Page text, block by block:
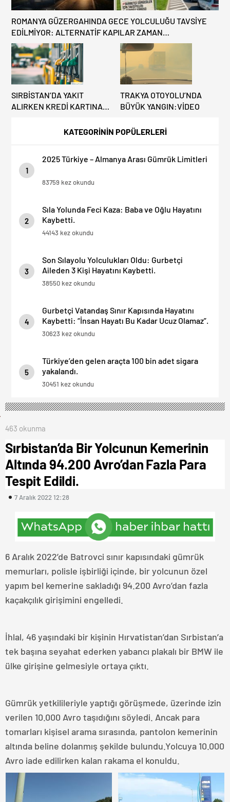
KATEGORİNİN POPÜLERLERİ
1
2025 Türkiye – Almanya Arası Gümrük Limitleri
83759 kez okundu
2
Sıla Yolunda Feci Kaza: Baba ve Oğlu Hayatını
Kaybetti.
44143 kez okundu
3
Son Sılayolu Yolculukları Oldu: Gurbetçi
Aileden 3 Kişi Hayatını Kaybetti.
38550 kez okundu
4
Gurbetçi Vatandaş Sınır Kapısında Hayatını
Kaybetti: “İnsan Hayatı Bu Kadar Ucuz Olamaz”.
30623 kez okundu
5
Türkiye’den gelen araçta 100 bin adet sigara
yakalandı.
30451 kez okundu
ROMANYA GÜZERGAHINDA GECE YOLCULUĞU TAVSİYE
EDİLMİYOR: ALTERNATİF KAPILAR ZAMAN
KAZANDIRIYOR!
SIRBİSTAN’DA YAKIT
ALIRKEN KREDİ KARTINA
TRAKYA OTOYOLU’NDA
BÜYÜK YANGIN:VİDEO
463 okunma
Sırbistan’da Bir Yolcunun Kemerinin
Altında 94.200 Avro’dan Fazla Para
Tespit Edildi.
7 Aralık 2022 12:28
6 Aralık 2022’de Batrovci sınır kapısındaki gümrük
memurları, polisle işbirliği içinde, bir yolcunun özel
yapım bel kemerine sakladığı 94.200 Avro’dan fazla
kaçakçılık girişimini engelledi.
İhlal, 46 yaşındaki bir kişinin Hırvatistan’dan Sırbistan’a
tek başına seyahat ederken yabancı plakalı bir BMW ile
ülke girişine gelmesiyle ortaya çıktı.
Gümrük yetkilileriyle yaptığı görüşmede, üzerinde izin
verilen 10.000 Avro taşıdığını söyledi. Ancak para
tomarları kişisel arama sırasında, pantolon kemerinin
altında beline dolanmış şekilde bulundu.Yolcuya 10.000
Avro iade edilirken kalan rakama el konuldu.